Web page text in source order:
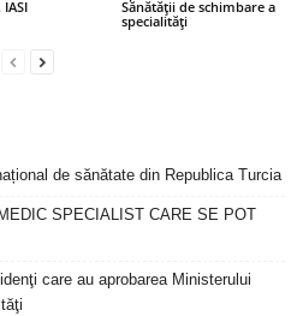
IASI
Sănătăţii de schimbare a
specialităţi
de sănătate din Republica Turcia
SPECIALIST CARE SE POT
care au aprobarea Ministerului